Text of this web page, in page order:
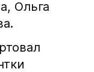
Ольга